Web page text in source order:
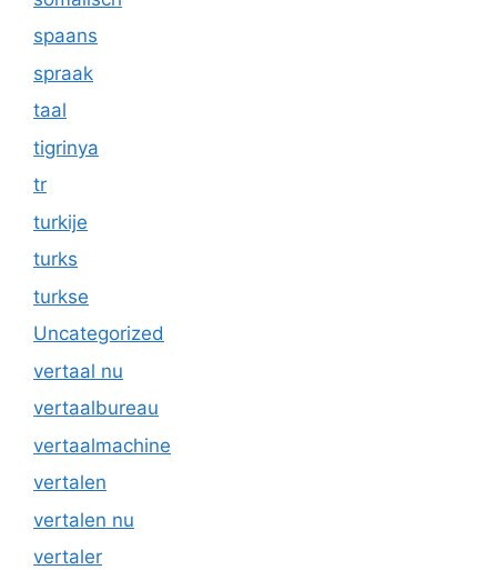
spaans
spraak
taal
tigrinya
tr
turkije
turks
turkse
Uncategorized
vertaal nu
vertaalbureau
vertaalmachine
vertalen
vertalen nu
vertaler